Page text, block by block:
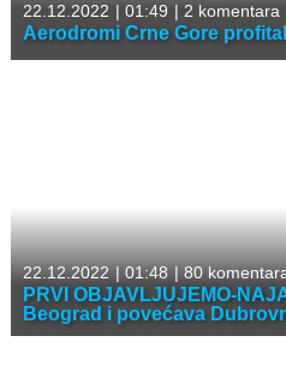
22.12.2022 | 01:49 | 2 komentara
Aerodromi Crne Gore
22.12.2022 |01:48 |80
PRVI OBJAVLJUJEMO-
Beograd i povećava